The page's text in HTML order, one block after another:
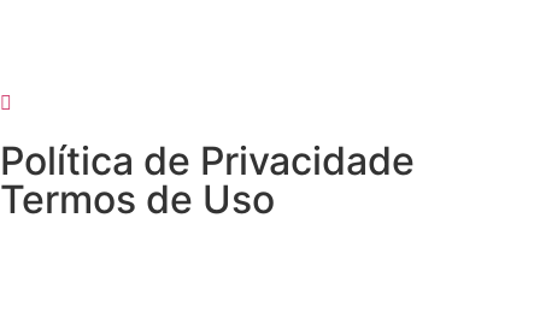
Política de Privacidade
Termos de Uso